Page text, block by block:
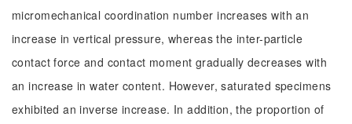
micromechanical coordination number increases with an
increase in vertical pressure, whereas the inter-particle
contact force and contact moment gradually decreases with
an increase in water content. However, saturated specimens
exhibited an inverse increase. In addition, the proportion of